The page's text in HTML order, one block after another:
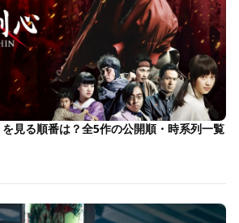
見る順番は？全5作の公開順・時系列一覧